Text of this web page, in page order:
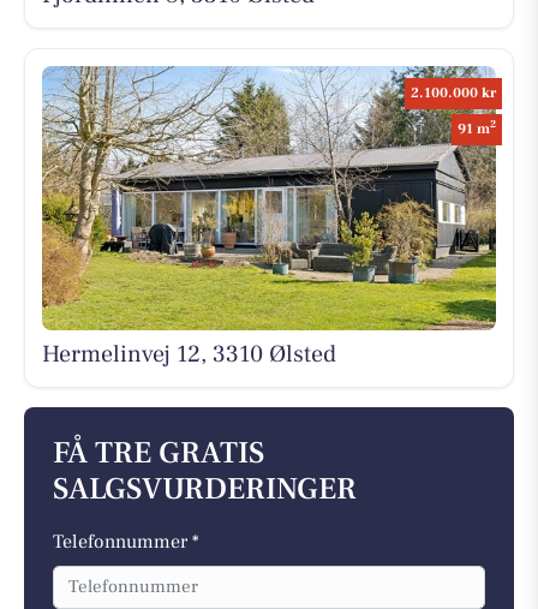
2.100.000 kr
91 m2
Hermelinvej 12, 3310 Ølsted
FÅ TRE GRATIS
SALGSVURDERINGER
Telefonnummer *